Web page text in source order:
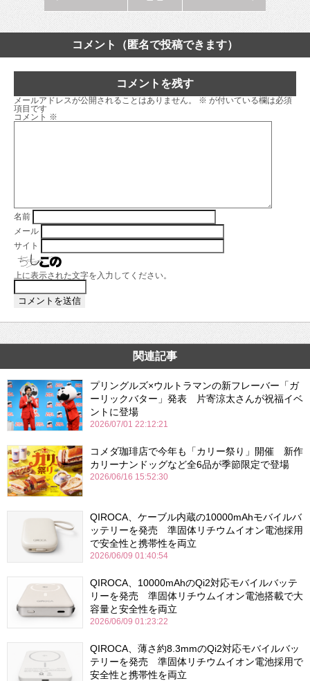
コメント（匿名で投稿できます）
コメントを残す
メールアドレスが公開されることはありません。 ※ が付いている欄は必須
項目です
コメント ※
名前
メール
サイト
上に表示された文字を入力してください。
関連記事
プリングルズ×ウルトラマンの新フレーバー「ガ
ーリックバター」発表 片寄涼太さんが祝福イベ
ントに登場
2026/07/01 22:12:21
コメダ珈琲店で今年も「カリー祭り」開催 新作
カリーナンドッグなど全6品が季節限定で登場
2026/06/16 15:52:30
QIROCA、ケーブル内蔵の10000mAhモバイルバ
ッテリーを発売 準固体リチウムイオン電池採用
で安全性と携帯性を両立
2026/06/09 01:40:54
QIROCA、10000mAhのQi2対応モバイルバッテ
リーを発売 準固体リチウムイオン電池搭載で大
容量と安全性を両立
2026/06/09 01:23:22
QIROCA、薄さ約8.3mmのQi2対応モバイルバッ
テリーを発売 準固体リチウムイオン電池採用で
安全性と携帯性を両立